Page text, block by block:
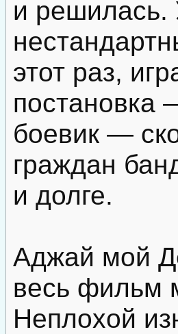
и решилась.
этот раз,
постановка
боевик —
граждан
и долге.
Аджай мой
весь фильм
Неплохой